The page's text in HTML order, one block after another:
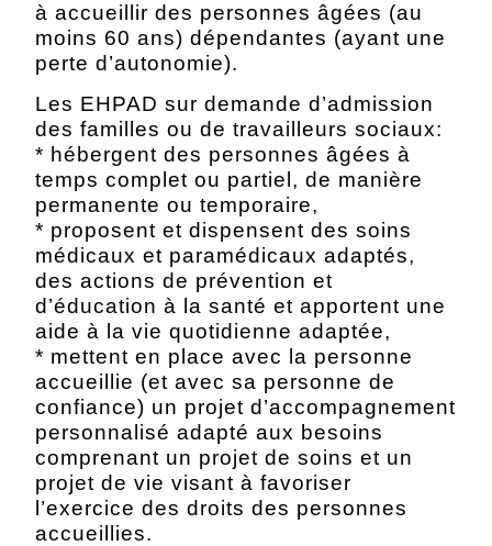
à accueillir des personnes âgées (au
moins 60 ans) dépendantes (ayant une
perte d’autonomie).
Les EHPAD sur demande d’admission
des familles ou de travailleurs sociaux:
* hébergent des personnes âgées à
temps complet ou partiel, de manière
permanente ou temporaire,
* proposent et dispensent des soins
médicaux et paramédicaux adaptés,
des actions de prévention et
d’éducation à la santé et apportent une
aide à la vie quotidienne adaptée,
* mettent en place avec la personne
accueillie (et avec sa personne de
confiance) un projet d’accompagnement
personnalisé adapté aux besoins
comprenant un projet de soins et un
projet de vie visant à favoriser
l’exercice des droits des personnes
accueillies.